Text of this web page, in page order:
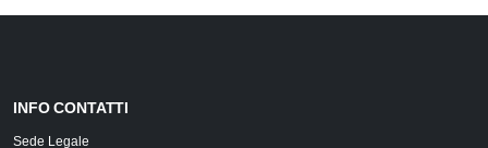
INFO CONTATTI
Sede Legale